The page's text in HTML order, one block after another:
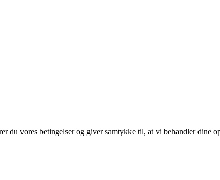
vores betingelser og giver samtykke til, at vi behandler dine